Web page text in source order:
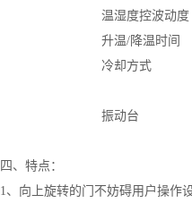
温湿度控波动度
升温/降温时间
冷却方式
振动台
四、特点：
1、向上旋转的门不妨碍用户操作